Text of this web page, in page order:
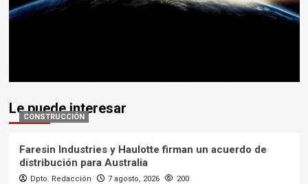
Le puede interesar
CONSTRUCCIÓN
Faresin Industries y Haulotte firman un acuerdo de
distribución para Australia
Dpto. Redacción 7 agosto, 2026 200